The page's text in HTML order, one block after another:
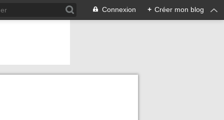
Connexion + Créer mon blog